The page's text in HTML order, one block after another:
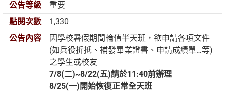
公告等級
重要
點閱次數
1,330
公告內容
因學校暑假期間輪值半天班，欲申請各項文件
(如兵役折抵、補發畢業證書、申請成績單…等)
之學生或校友
7/8(二)~8/22(五)請於11:40前辦理
8/25(一)開始恢復正常全天班